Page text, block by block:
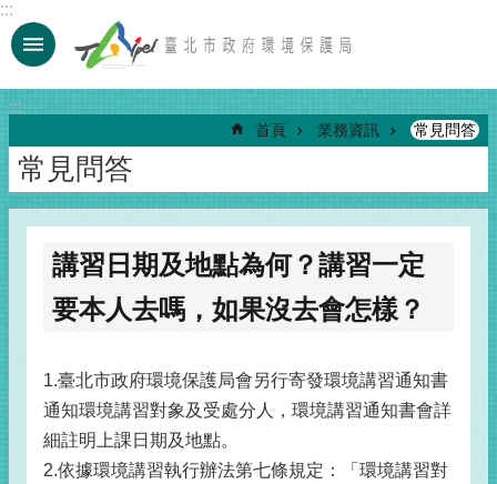
跳到主要內容區塊
:::
:::
首頁 業務資訊 常見問答
常見問答
講習日期及地點為何？講習一定
要本人去嗎，如果沒去會怎樣？
1.臺北市政府環境保護局會另行寄發環境講習通知書
通知環境講習對象及受處分人，環境講習通知書會詳
細註明上課日期及地點。
2.依據環境講習執行辦法第七條規定：「環境講習對